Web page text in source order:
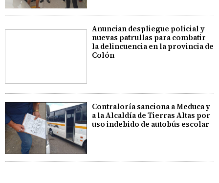
Anuncian despliegue policial y
nuevas patrullas para combatir
la delincuencia en la provincia de
Colón
Contraloría sanciona a Meduca y
a la Alcaldía de Tierras Altas por
uso indebido de autobús escolar